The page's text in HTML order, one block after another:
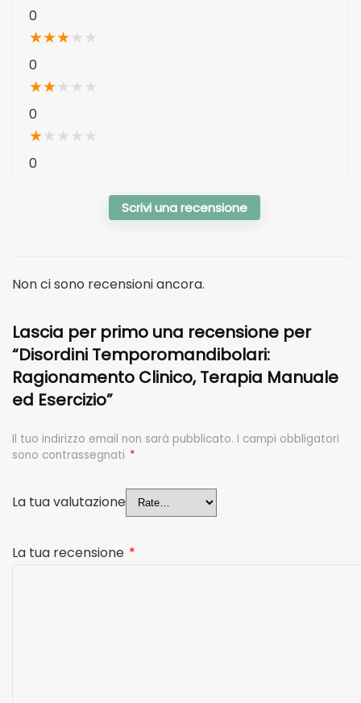
0
★★★★ ★
0
★★★ ★ ★
0
★★ ★ ★ ★
0
Scrivi una recensione
Non ci sono recensioni ancora.
Lascia per primo una recensione per
“Disordini Temporomandibolari:
Ragionamento Clinico, Terapia Manuale
ed Esercizio”
Il tuo indirizzo email non sarà pubblicato. I campi obbligatori
sono contrassegnati *
La tua valutazione
La tua recensione *